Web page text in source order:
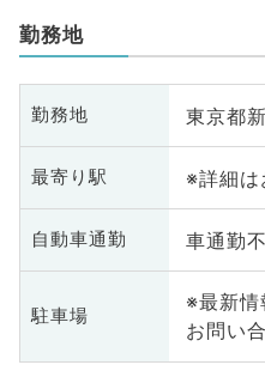
勤務地
勤務地 東京都
最寄り駅 ※詳細は
自動車通勤 車通勤
駐車場
※最新情
お問い